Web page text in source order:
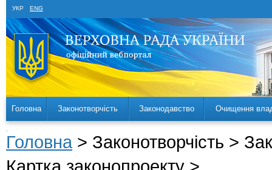
УКР ENG
Головна Законотворчість Законодавство Очищення
Головна > Законотворчість >